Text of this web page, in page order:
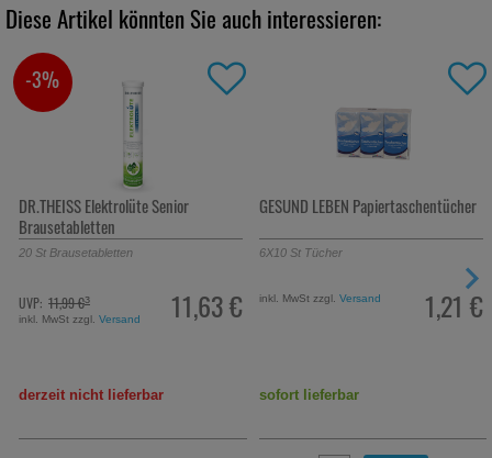
Diese Artikel könnten Sie auch interessieren:
DR.THEISS Elektrolüte Senior
Brausetabletten
20 St Brausetabletten
11,63 €
UVP: 11,99 €³
inkl. MwSt zzgl.Versand
-3%
derzeit nicht lieferbar
GESUND LEBEN Papiertaschentücher
6X10 St Tücher
1,21 €
inkl. MwSt zzgl.Versand
sofort lieferbar